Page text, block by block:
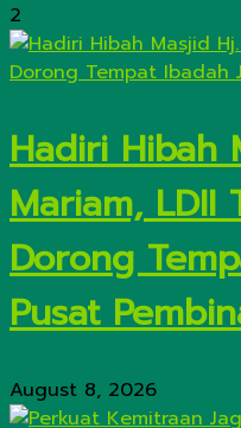
2
Hadiri Hibah
Mariam, LDII
Dorong
Pusat
August 8, 2026